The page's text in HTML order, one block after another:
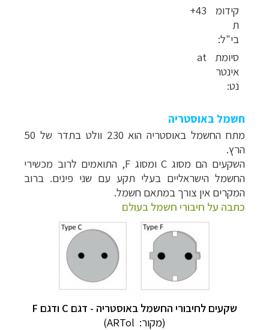
קידומ
ת
בי"ל:
43+
סיומת
אינטר
נט:
at
חשמל באוסטריה
מתח החשמל באוסטריה הוא 230 וולט בתדר של 50
הרץ.
השקעים הם מסוג C ומסוג F, התואמים לרוב מכשירי
החשמל הישראליים בעלי תקע עם שני פינים. ברוב
המקרים אין צורך במתאם חשמל.
כתבה על חיבורי חשמל בעולם
שקעים לחיבורי החשמל באוסטריה - דגם C ודגם F
(מקור: